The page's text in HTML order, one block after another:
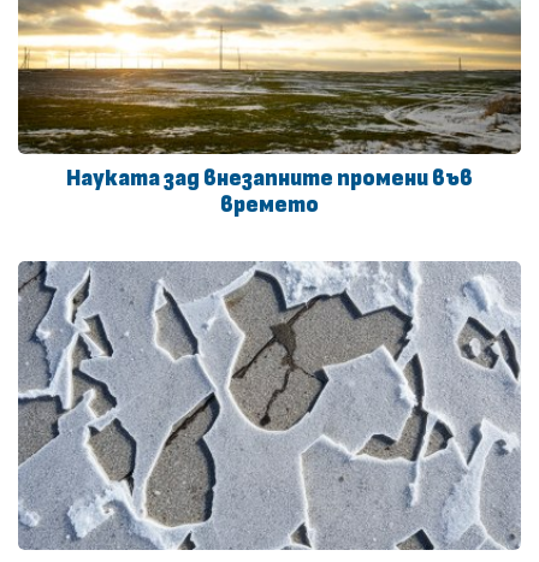
Науката зад внезапните промени във
времето